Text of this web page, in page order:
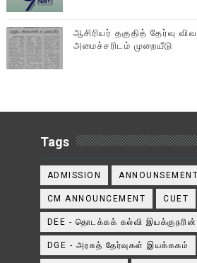
ஆசிரியர் தகுதித் தேர்வு
அமைச்சரிடம் முறையீடு
Tags
ADMISSION
CM ANNOUNCEMENT CUET
DEE - தொடக்கக் கல்வி
DGE - அரசுத் தேர்வுகள் இயக்ககம்